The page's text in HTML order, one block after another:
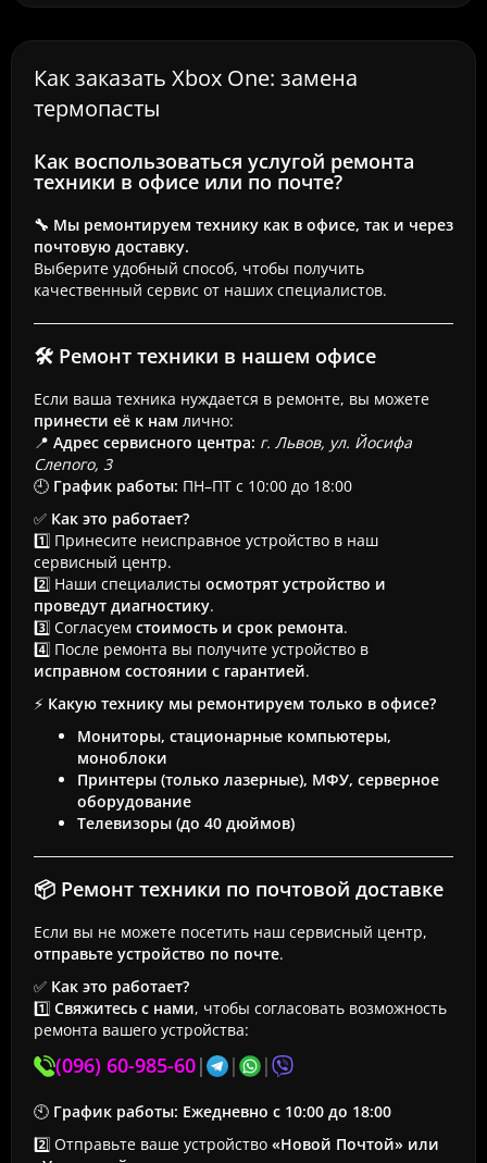
Как заказать Xbox One: замена
термопасты
Как воспользоваться услугой ремонта
техники в офисе или по почте?
🔧 Мы ремонтируем технику как в офисе, так и через
почтовую доставку.
Выберите удобный способ, чтобы получить
качественный сервис от наших специалистов.
🛠 Ремонт техники в нашем офисе
Если ваша техника нуждается в ремонте, вы можете
принести её к нам лично:
📍 Адрес сервисного центра: г. Львов, ул. Йосифа
Слепого, 3
🕘 График работы: ПН–ПТ с 10:00 до 18:00
✅ Как это работает?
1️⃣ Принесите неисправное устройство в наш
сервисный центр.
2️⃣ Наши специалисты осмотрят устройство и
проведут диагностику.
3️⃣ Согласуем стоимость и срок ремонта.
4️⃣ После ремонта вы получите устройство в
исправном состоянии с гарантией.
⚡ Какую технику мы ремонтируем только в офисе?
Мониторы, стационарные компьютеры,
моноблоки
Принтеры (только лазерные), МФУ, серверное
оборудование
Телевизоры (до 40 дюймов)
📦 Ремонт техники по почтовой доставке
Если вы не можете посетить наш сервисный центр,
отправьте устройство по почте.
✅ Как это работает?
1️⃣ Свяжитесь с нами, чтобы согласовать возможность
ремонта вашего устройства:
(096) 60-985-60| | |
🕙 График работы: Ежедневно с 10:00 до 18:00
2️⃣ Отправьте ваше устройство «Новой Почтой» или